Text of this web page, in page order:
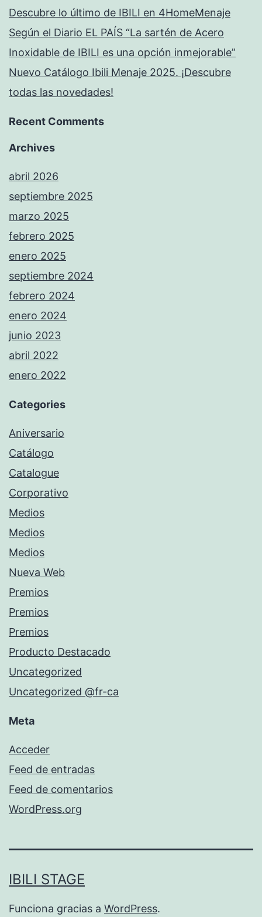
Descubre lo último de IBILI en 4HomeMenaje
Según el Diario EL PAÍS “La sartén de Acero
Inoxidable de IBILI es una opción inmejorable”
Nuevo Catálogo Ibili Menaje 2025. ¡Descubre
todas las novedades!
Recent Comments
Archives
abril 2026
septiembre 2025
marzo 2025
febrero 2025
enero 2025
septiembre 2024
febrero 2024
enero 2024
junio 2023
abril 2022
enero 2022
Categories
Aniversario
Catálogo
Catalogue
Corporativo
Medios
Medios
Medios
Nueva Web
Premios
Premios
Premios
Producto Destacado
Uncategorized
Uncategorized @fr-ca
Meta
Acceder
Feed de entradas
Feed de comentarios
WordPress.org
IBILI STAGE
Funciona gracias a WordPress.